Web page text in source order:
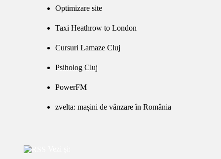
Optimizare site
Taxi Heathrow to London
Cursuri Lamaze Cluj
Psiholog Cluj
PowerFM
zvelta: mașini de vânzare în România